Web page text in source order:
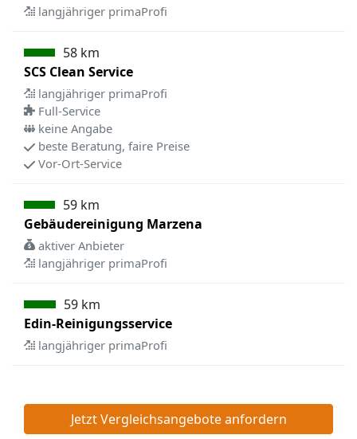
langjähriger primaProfi
58 km
SCS Clean Service
langjähriger primaProfi
Full-Service
keine Angabe
beste Beratung, faire Preise
Vor-Ort-Service
59 km
Gebäudereinigung Marzena
aktiver Anbieter
langjähriger primaProfi
59 km
Edin-Reinigungsservice
langjähriger primaProfi
Jetzt Vergleichsangebote anfordern